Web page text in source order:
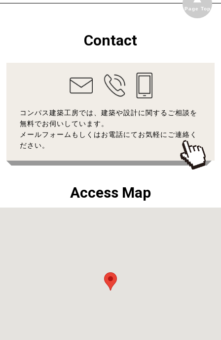
Page Top
Contact
コンパス建築工房では、建築や設計に関するご相談を
無料でお伺いしています。
メールフォームもしくはお電話にてお気軽にご連絡く
ださい。
Access Map